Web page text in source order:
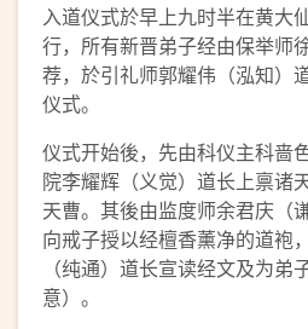
入道仪式於早上九时半在黄大
行，所有新晋弟子经由保举师
荐，於引礼师郭耀伟（泓知）
仪式。
仪式开始後，先由科仪主科啬
院李耀辉（义觉）道长上禀诸
天曹。其後由监度师余君庆（
向戒子授以经檀香薰净的道袍
（纯通）道长宣读经文及为弟
意）。